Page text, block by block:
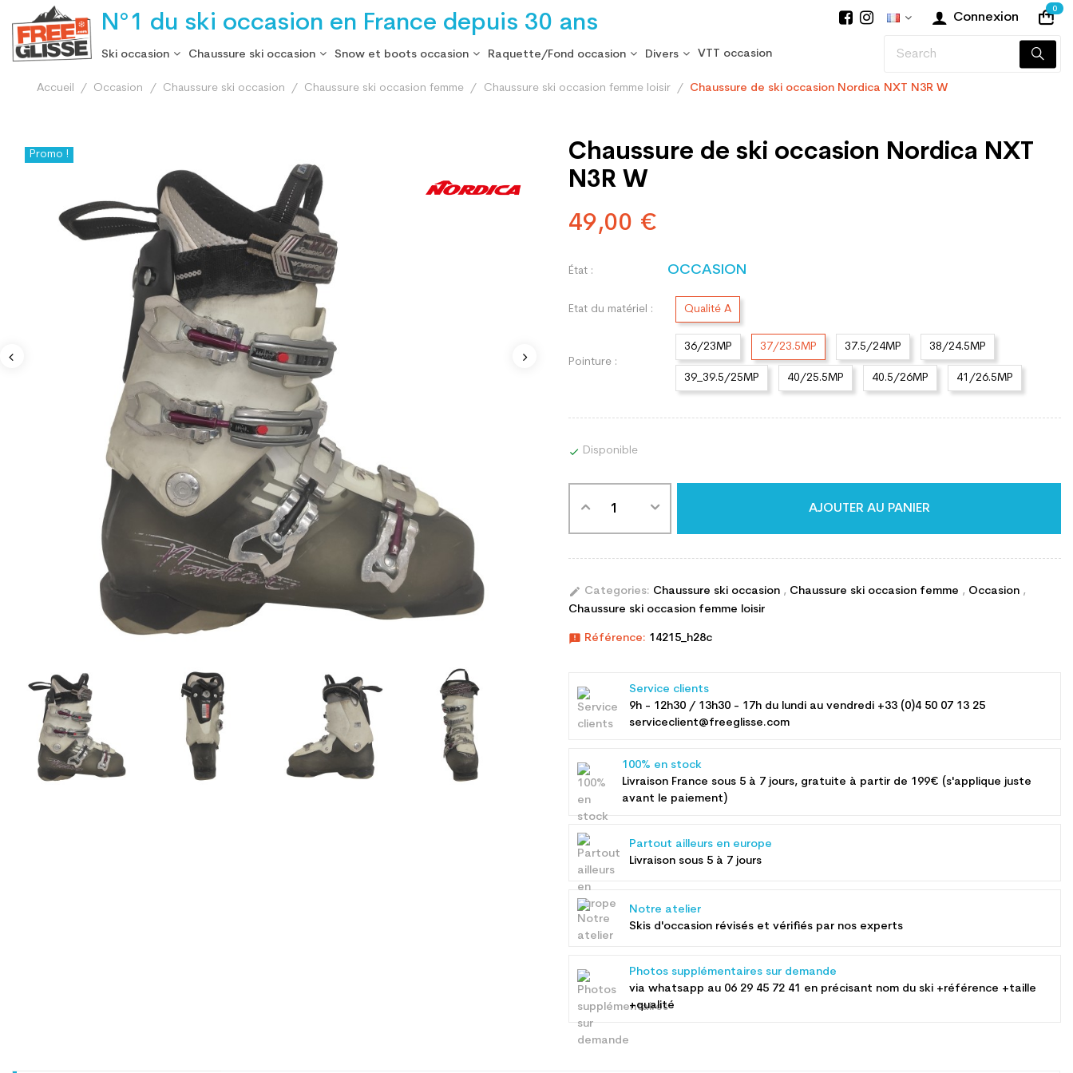
N°1 du ski occasion en France depuis 30 ans Connexion
0
Ski occasion Chaussure ski occasion Snow et boots occasion Raquette/Fond occasion Divers VTT occasion
Accueil Occasion Chaussure ski occasion Chaussure ski occasion femme Chaussure ski occasion femme loisir Chaussure de ski occasion Nordica NXT N3R W
Promo !
Chaussure de ski occasion Nordica NXT
N3R W
49,00 €
État : OCCASION
Etat du matériel : Qualité A
Pointure :
36/23MP 37/23.5MP 37.5/24MP 38/24.5MP
39_39.5/25MP 40/25.5MP 40.5/26MP 41/26.5MP
 Disponible
AJOUTER AU PANIER
edit Categories: Chaussure ski occasion , Chaussure ski occasion femme , Occasion ,
Chaussure ski occasion femme loisir
announcement Référence: 14215_h28c
Service clients
9h - 12h30 / 13h30 - 17h du lundi au vendredi +33 (0)4 50 07 13 25
serviceclient@freeglisse.com
100% en stock
Livraison France sous 5 à 7 jours, gratuite à partir de 199€ (s'applique juste
avant le paiement)
Partout ailleurs en europe
Livraison sous 5 à 7 jours
Notre atelier
Skis d'occasion révisés et vérifiés par nos experts
Photos supplémentaires sur demande
via whatsapp au 06 29 45 72 41 en précisant nom du ski +référence +taille
+qualité